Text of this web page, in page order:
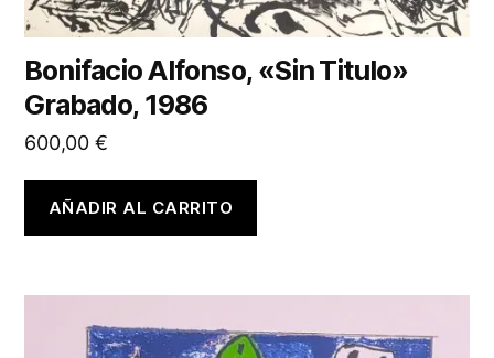
Bonifacio Alfonso, «Sin Titulo»
Grabado, 1986
600,00 €
AÑADIR AL CARRITO